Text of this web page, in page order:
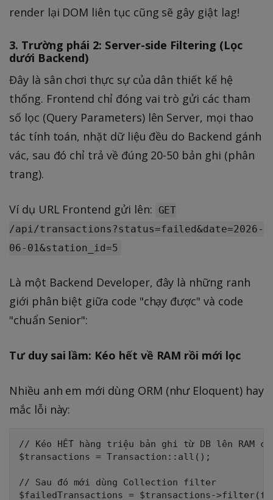
render lại DOM liên tục cũng sẽ gây giật lag!
3. Trường phái 2: Server-side Filtering (Lọc
dưới Backend)
Đây là sân chơi thực sự của dân thiết kế hệ
thống. Frontend chỉ đóng vai trò gửi các tham
số lọc (Query Parameters) lên Server, mọi thao
tác tính toán, nhặt dữ liệu đều do Backend gánh
vác, sau đó chỉ trả về đúng 20-50 bản ghi (phân
trang).
Ví dụ URL Frontend gửi lên:
GET
/api/transactions?status=failed&date=2026-
06-01&station_id=5
Là một Backend Developer, đây là những ranh
giới phân biệt giữa code "chạy được" và code
"chuẩn Senior":
Tư duy sai lầm: Kéo hết về RAM rồi mới lọc
Nhiều anh em mới dùng ORM (như Eloquent) hay
mắc lỗi này:
// Kéo HẾT hàng triệu bản ghi từ DB lên RAM
$transactions = Transaction::all();
// Sau đó mới dùng Collection filter
$failedTransactions = $transactions-